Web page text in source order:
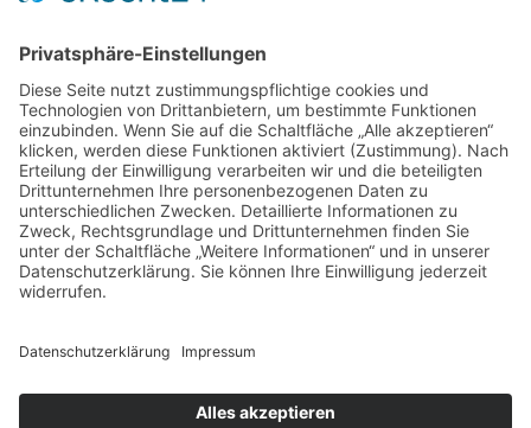
Vereinsvorsitzende:
Maria Streitferdt
Suche
nach: